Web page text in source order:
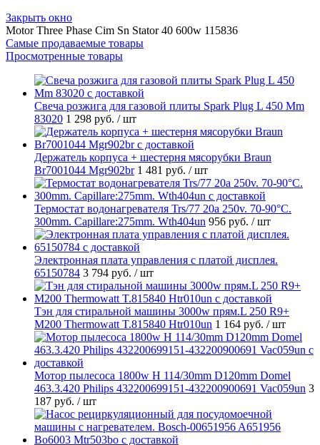
Закрыть окно
Motor Three Phase Cim Sn Stator 40 600w 115836
Самые продаваемые товары
Просмотренные товары
Свеча розжига для газовой плиты Spark Plug L 450 Mm
83020 1 298 руб. / шт
Держатель корпуса + шестерня мясорубки Braun
Br7001044 Mgr902br 1 481 руб. / шт
Термостат водонагревателя Trs/77 20a 250v. 70-90°C.
300mm. Capillare:275mm. Wth404un 956 руб. / шт
Электронная плата управления с платой дисплея.
65150784 3 794 руб. / шт
Тэн для стиральной машины 3000w прям.L 250 R9+
M200 Thermowatt T.815840 Htr010un 1 164 руб. / шт
Мотор пылесоса 1800w H 114/30mm D120mm Domel
463.3.420 Philips 432200699151-432200900691 Vac059un 3
187 руб. / шт